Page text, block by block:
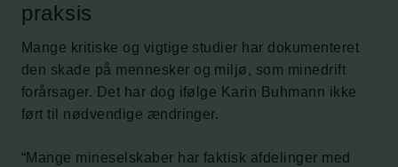
praksis
Mange kritiske og vigtige studier har dokumenteret
den skade på mennesker og miljø, som minedrift
forårsager. Det har dog ifølge Karin Buhmann ikke
ført til nødvendige ændringer.
“Mange mineselskaber har faktisk afdelinger med